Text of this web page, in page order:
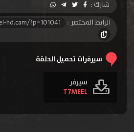
الحلقة 13
الحلقة 14
الحلقة 25
الحلقة 29
شارك :
الرابط المختصر :
?p=101041
سيرفرات تحميل الحلقة
سيرفر
T7MEEL